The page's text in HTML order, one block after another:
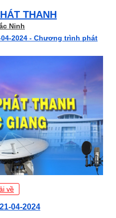
THANH
Ninh
2024 - Chương trình phát
về
04-2024